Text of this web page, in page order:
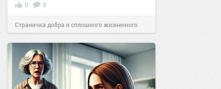
0 0
Страничка добра и сплошного жизненного
позитива!17:4023 май 2025